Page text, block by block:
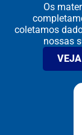
Os
coletamos
nossas
VEJA